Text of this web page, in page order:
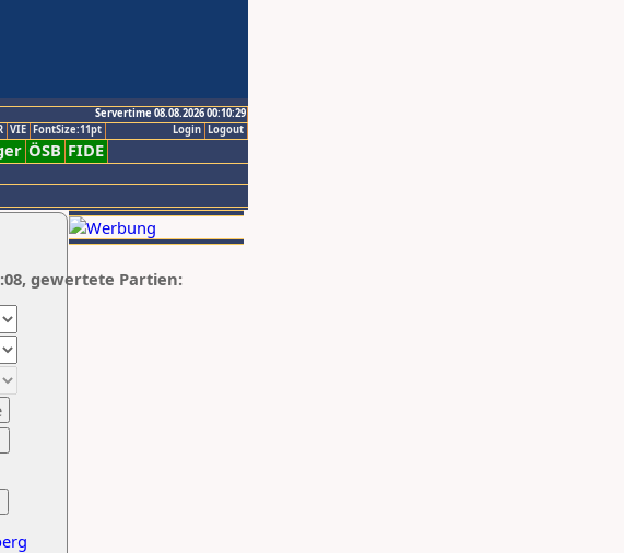
Servertime 08.08.2026 00:10:29
Logout
Login
VIE FontSize:11pt
ÖSB FIDE
gewertete Partien: